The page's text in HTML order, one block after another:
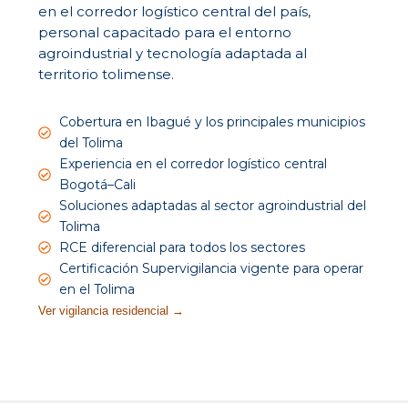
en el corredor logístico central del país,
personal capacitado para el entorno
agroindustrial y tecnología adaptada al
territorio tolimense.
Cobertura en Ibagué y los principales municipios
del Tolima
Experiencia en el corredor logístico central
Bogotá–Cali
Soluciones adaptadas al sector agroindustrial del
Tolima
RCE diferencial para todos los sectores
Certificación Supervigilancia vigente para operar
en el Tolima
Ver vigilancia residencial →